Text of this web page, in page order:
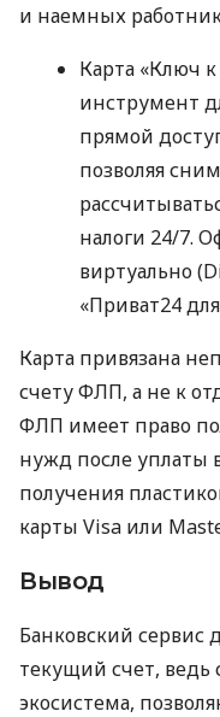
и наемных
Карта «Ключ
инструмент
прямой
позволяя
налоги 24/7.
виртуально
«Приват24
Карта привязана
счету ФЛП, а не к
ФЛП имеет право
нужд после уплаты
получения
карты Visa или
Вывод
Банковский сервис
текущий счет,
экосистема,